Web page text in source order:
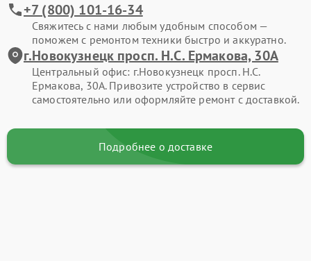
+7 (800) 101-16-34
Свяжитесь с нами любым удобным способом —
поможем с ремонтом техники быстро и аккуратно.
г.Новокузнецк просп. Н.С. Ермакова, 30А
Центральный офис: г.Новокузнецк просп. Н.С.
Ермакова, 30А. Привозите устройство в сервис
самостоятельно или оформляйте ремонт с доставкой.
Подробнее о доставке